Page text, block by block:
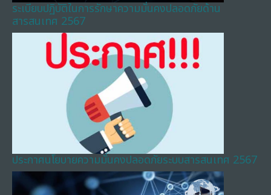
ระเบียบปฏิบัติในการรักษาความมั่นคงปลอดภัยด้าน
สารสนเทศ 2567
ประกาศนโยบายความมั่นคงปลอดภัยระบบสารสนเทศ 2567